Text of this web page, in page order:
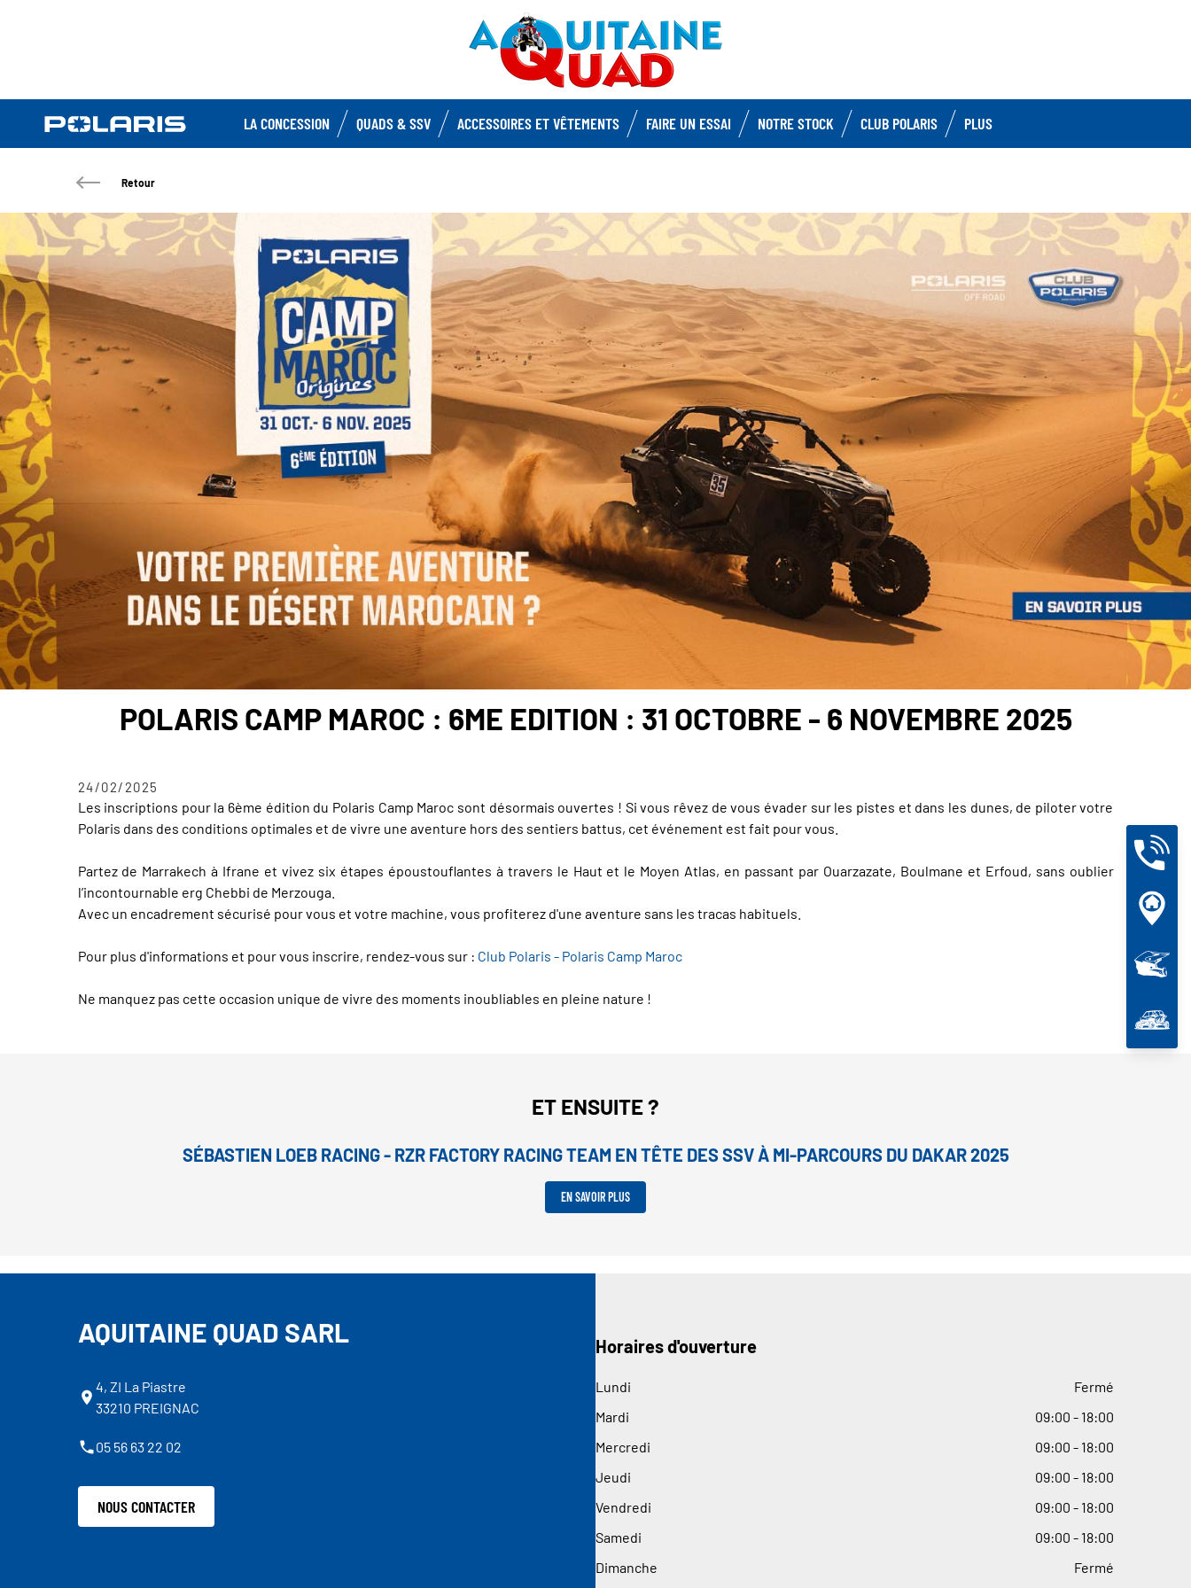
LA CONCESSION QUADS & SSV ACCESSOIRES ET VÊTEMENTS FAIRE UN ESSAI NOTRE STOCK CLUB POLARIS PLUS
Retour
POLARIS CAMP MAROC : 6ME EDITION : 31 OCTOBRE - 6 NOVEMBRE 2025
24/02/2025
Les inscriptions pour la 6ème édition du Polaris Camp Maroc sont désormais ouvertes ! Si vous rêvez de vous évader sur les pistes et dans les dunes, de piloter votre
Polaris dans des conditions optimales et de vivre une aventure hors des sentiers battus, cet événement est fait pour vous.
Partez de Marrakech à Ifrane et vivez six étapes époustouflantes à travers le Haut et le Moyen Atlas, en passant par Ouarzazate, Boulmane et Erfoud, sans oublier
l’incontournable erg Chebbi de Merzouga.
Avec un encadrement sécurisé pour vous et votre machine, vous profiterez d'une aventure sans les tracas habituels.
Pour plus d'informations et pour vous inscrire, rendez-vous sur : Club Polaris - Polaris Camp Maroc
Ne manquez pas cette occasion unique de vivre des moments inoubliables en pleine nature !
ET ENSUITE ?
SÉBASTIEN LOEB RACING - RZR FACTORY RACING TEAM EN TÊTE DES SSV À MI-PARCOURS DU DAKAR 2025
EN SAVOIR PLUS
AQUITAINE QUAD SARL
4, ZI La Piastre
33210 PREIGNAC
05 56 63 22 02
NOUS CONTACTER
Horaires d'ouverture
Lundi
Fermé
Mardi
09:00 - 18:00
Mercredi
09:00 - 18:00
Jeudi
09:00 - 18:00
Vendredi
09:00 - 18:00
Samedi
09:00 - 18:00
Dimanche
Fermé